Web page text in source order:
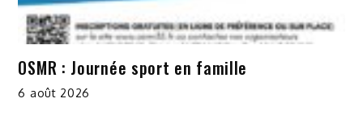
OSMR : Journée sport en famille
6 août 2026